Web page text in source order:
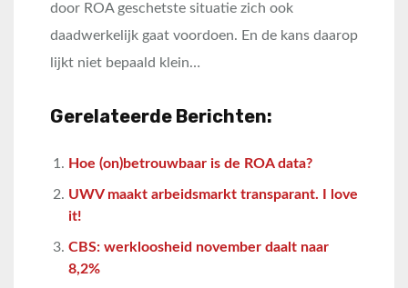
door ROA geschetste situatie zich ook
daadwerkelijk gaat voordoen. En de kans daarop
lijkt niet bepaald klein…
Gerelateerde Berichten:
Hoe (on)betrouwbaar is de ROA data?
UWV maakt arbeidsmarkt transparant. I love
it!
CBS: werkloosheid november daalt naar
8,2%